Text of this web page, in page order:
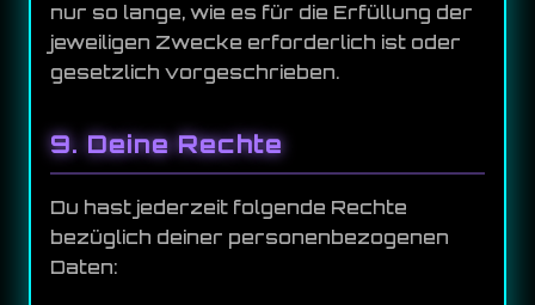
nur so lange, wie es für die Erfüllung der
jeweiligen Zwecke erforderlich ist oder
gesetzlich vorgeschrieben.
9. Deine Rechte
Du hast jederzeit folgende Rechte
bezüglich deiner personenbezogenen
Daten: